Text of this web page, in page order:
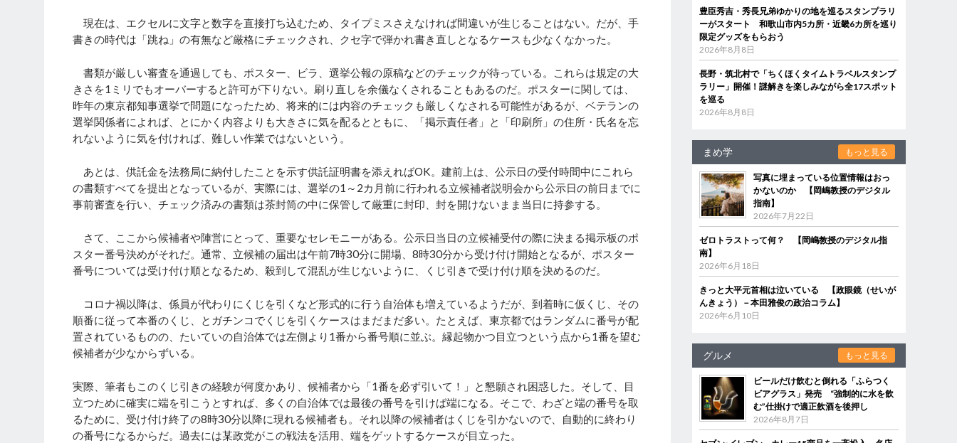
現在は、エクセルに文字と数字を直接打ち込むため、タイプミスさえなければ間違いが生じることはない。だが、手
書きの時代は「跳ね」の有無など厳格にチェックされ、クセ字で弾かれ書き直しとなるケースも少なくなかった。
書類が厳しい審査を通過しても、ポスター、ビラ、選挙公報の原稿などのチェックが待っている。これらは規定の大
きさを1ミリでもオーバーすると許可が下りない。刷り直しを余儀なくされることもあるのだ。ポスターに関しては、
昨年の東京都知事選挙で問題になったため、将来的には内容のチェックも厳しくなされる可能性があるが、ベテランの
選挙関係者によれば、とにかく内容よりも大きさに気を配るとともに、「掲示責任者」と「印刷所」の住所・氏名を忘
れないように気を付ければ、難しい作業ではないという。
あとは、供託金を法務局に納付したことを示す供託証明書を添えればOK。建前上は、公示日の受付時間中にこれら
の書類すべてを提出となっているが、実際には、選挙の1～2カ月前に行われる立候補者説明会から公示日の前日までに
事前審査を行い、チェック済みの書類は茶封筒の中に保管して厳重に封印、封を開けないまま当日に持参する。
さて、ここから候補者や陣営にとって、重要なセレモニーがある。公示日当日の立候補受付の際に決まる掲示板のポ
スター番号決めがそれだ。通常、立候補の届出は午前7時30分に開場、8時30分から受け付け開始となるが、ポスター
番号については受け付け順となるため、殺到して混乱が生じないように、くじ引きで受け付け順を決めるのだ。
コロナ禍以降は、係員が代わりにくじを引くなど形式的に行う自治体も増えているようだが、到着時に仮くじ、その
順番に従って本番のくじ、とガチンコでくじを引くケースはまだまだ多い。たとえば、東京都ではランダムに番号が配
置されているものの、たいていの自治体では左側より1番から番号順に並ぶ。縁起物かつ目立つという点から1番を望む
候補者が少なからずいる。
実際、筆者もこのくじ引きの経験が何度かあり、候補者から「1番を必ず引いて！」と懇願され困惑した。そして、目
立つために確実に端を引こうとすれば、多くの自治体では最後の番号を引けば端になる。そこで、わざと端の番号を取
るために、受け付け終了の8時30分以降に現れる候補者も。それ以降の候補者はくじを引かないので、自動的に終わり
の番号になるからだ。過去には某政党がこの戦法を活用、端をゲットするケースが目立った。
豊臣秀吉・秀長兄弟ゆかりの地を巡るスタンプラリ
ーがスタート 和歌山市内5カ所・近畿6カ所を巡り
限定グッズをもらおう
2026年8月8日
長野・筑北村で「ちくほくタイムトラベルスタンプ
ラリー」開催！謎解きを楽しみながら全17スポット
を巡る
2026年8月8日
まめ学 もっと見る
写真に埋まっている位置情報はおっ
かないのか 【岡嶋教授のデジタル
指南】
2026年7月22日
ゼロトラストって何？ 【岡嶋教授のデジタル指
南】
2026年6月18日
きっと大平元首相は泣いている 【政眼鏡（せいが
んきょう）－本田雅俊の政治コラム】
2026年6月10日
グルメ もっと見る
ビールだけ飲むと倒れる「ふらつく
ビアグラス」発売 “強制的に水を飲
む”仕掛けで適正飲酒を後押し
2026年8月7日